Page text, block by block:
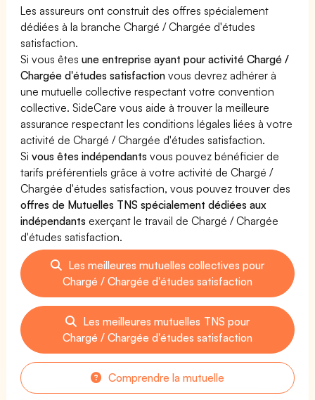
Les assureurs ont construit des offres spécialement
dédiées à la branche Chargé / Chargée d'études
satisfaction.
Si vous êtesune entreprise ayant pour activité Chargé /
Chargée d'études satisfaction vous devrez adhérer à
une mutuelle collective respectant votre convention
collective. SideCare vous aide à trouver la meilleure
assurance respectant les conditions légales liées à votre
activité de Chargé / Chargée d'études satisfaction.
Sivous êtes indépendants vous pouvez bénéficier de
tarifs préférentiels grâce à votre activité de Chargé /
Chargée d'études satisfaction, vous pouvez trouver des
offres de Mutuelles TNS spécialement dédiées aux
indépendants exerçant le travail de Chargé / Chargée
d'études satisfaction.
Les meilleures mutuelles collectives pour
Chargé / Chargée d'études satisfaction
Les meilleures mutuelles TNS pour
Chargé / Chargée d'études satisfaction
Comprendre la mutuelle